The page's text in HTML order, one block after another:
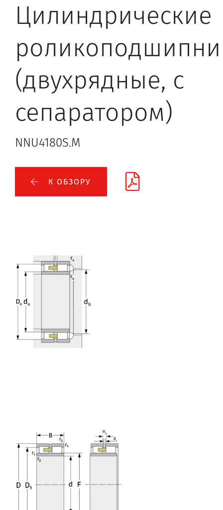
Цилиндрические
(двухрядные, с
сепаратором)
NNU4180S.M
К ОБЗОРУ